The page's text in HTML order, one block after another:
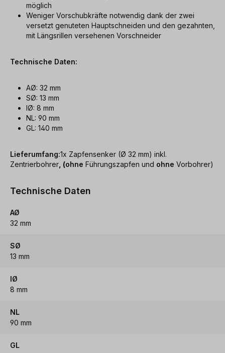
möglich
Weniger Vorschubkräfte notwendig dank der zwei
versetzt genuteten Hauptschneiden und den gezahnten,
mit Längsrillen versehenen Vorschneider
Technische Daten:
AØ: 32 mm
SØ: 13 mm
IØ: 8 mm
NL: 90 mm
GL: 140 mm
Lieferumfang:1x Zapfensenker (Ø 32 mm) inkl.
Zentrierbohrer , (ohne Führungszapfen und ohne Vorbohrer)
Technische Daten
AØ
32 mm
SØ
13 mm
IØ
8 mm
NL
90 mm
GL